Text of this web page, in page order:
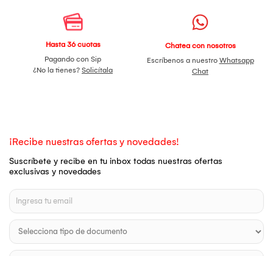
Hasta 36 cuotas
Pagando con Sip
¿No la tienes? Solicítala
Chatea con nosotros
Escríbenos a nuestro Whatsapp
Chat
¡Recibe nuestras ofertas y novedades!
Suscríbete y recibe en tu inbox todas nuestras ofertas
exclusivas y novedades